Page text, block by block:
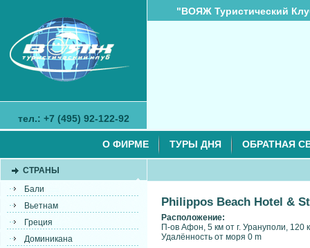
тел.: +7 (495) 92-122-92
"ВОЯЖ Туристический
О ФИРМЕ ТУРЫ ДНЯ ОБРАТНАЯ
СТРАНЫ
Бали
Вьетнам
Греция
Доминикана
Philippos Beach Hotel &
Расположение:
П-ов Афон, 5 км от г. Урануполи, 120
Удалённость от моря 0 m